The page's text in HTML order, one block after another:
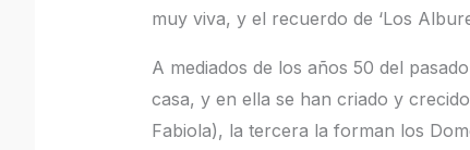
muy viva, y el recuerdo de ‘Los
A mediados de los años 50 del
casa, y en ella se han criado y
Fabiola), la tercera la forman los